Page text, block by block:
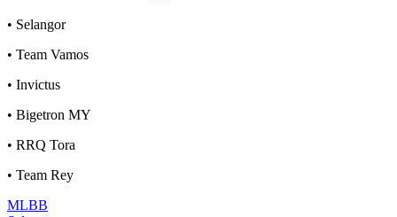
• Selangor
• Team Vamos
• Invictus
• Bigetron MY
• RRQ Tora
• Team Rey
MLBB